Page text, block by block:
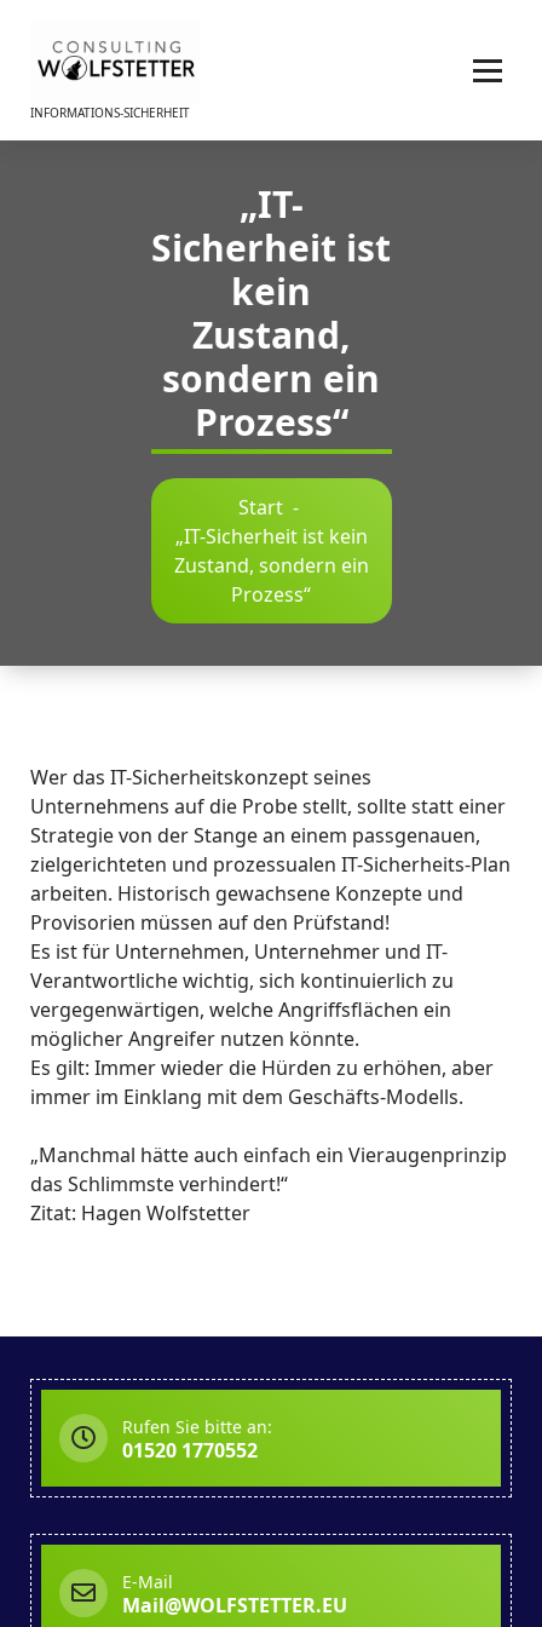
springen
INFORMATIONS-SICHERHEIT
„IT-
Sicherheit ist
kein
Zustand,
sondern ein
Prozess“
Start -
„IT-Sicherheit ist kein
Zustand, sondern ein
Prozess“
Wer das IT-Sicherheitskonzept seines
Unternehmens auf die Probe stellt, sollte statt einer
Strategie von der Stange an einem passgenauen,
zielgerichteten und prozessualen IT-Sicherheits-Plan
arbeiten. Historisch gewachsene Konzepte und
Provisorien müssen auf den Prüfstand!
Es ist für Unternehmen, Unternehmer und IT-
Verantwortliche wichtig, sich kontinuierlich zu
vergegenwärtigen, welche Angriffsflächen ein
möglicher Angreifer nutzen könnte.
Es gilt: Immer wieder die Hürden zu erhöhen, aber
immer im Einklang mit dem Geschäfts-Modells.
„Manchmal hätte auch einfach ein Vieraugenprinzip
das Schlimmste verhindert!“
Zitat: Hagen Wolfstetter
Rufen Sie bitte an:
01520 1770552
E-Mail
Mail@WOLFSTETTER.EU